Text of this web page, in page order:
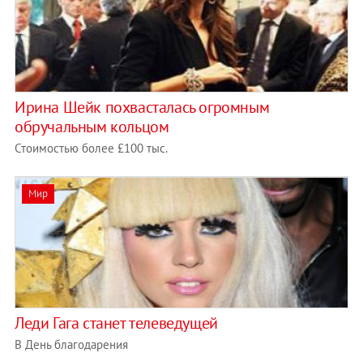
Ирина Шейк похвасталась огромным
обручальным кольцом
Стоимостью более £100 тыс.
Мир
Леди Гага станет телеведущей
В День благодарения